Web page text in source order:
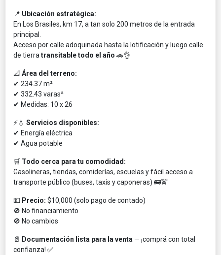
📍 Ubicación estratégica:
En Los Brasiles, km 17, a tan solo 200 metros de la entrada
principal.
Acceso por calle adoquinada hasta la lotificación y luego calle
de tierra transitable todo el año 🚗👌
📐 Área del terreno:
✔ 234.37 m²
✔ 332.43 varas²
✔ Medidas: 10 x 26
⚡💧 Servicios disponibles:
✔ Energía eléctrica
✔ Agua potable
🛒 Todo cerca para tu comodidad:
Gasolineras, tiendas, comiderías, escuelas y fácil acceso a
transporte público (buses, taxis y caponeras) 🚌🚖
💵 Precio: $10,000 (solo pago de contado)
🚫 No financiamiento
🚫 No cambios
📄 Documentación lista para la venta — ¡comprá con total
confianza! ✅